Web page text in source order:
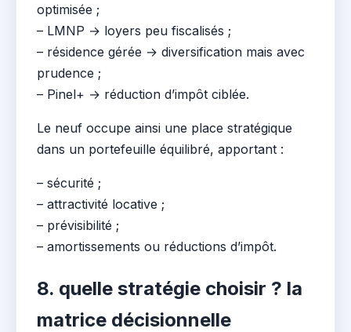
optimisée ;
– LMNP → loyers peu fiscalisés ;
– résidence gérée → diversification mais avec
prudence ;
– Pinel+ → réduction d’impôt ciblée.
Le neuf occupe ainsi une place stratégique
dans un portefeuille équilibré, apportant :
– sécurité ;
– attractivité locative ;
– prévisibilité ;
– amortissements ou réductions d’impôt.
8. quelle stratégie choisir ? la
matrice décisionnelle